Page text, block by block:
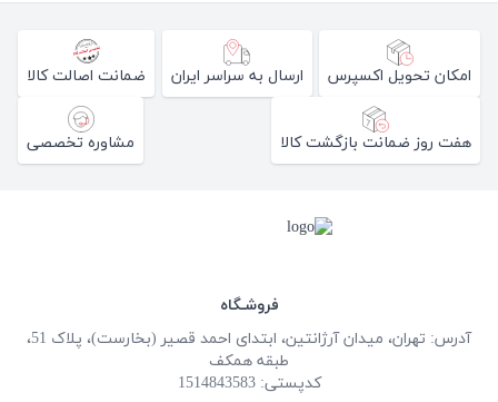
امکان تحویل اکسپرس ارسال به سراسر ایران ضمانت اصالت کالا
هفت روز ضمانت بازگشت کالا مشاوره تخصصی
فروشـگاه
آدرس: تهران، میدان آرژانتین، ابتدای احمد قصیر (بخارست)، پلاک 51،
طبقه همکف
کدپستی: 1514843583